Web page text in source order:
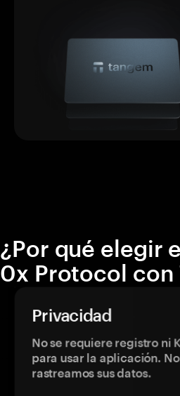
¿Por qué elegir
0x Protocol con
Privacidad
No se requiere registro ni
para usar la aplicación. No
rastreamos sus datos.